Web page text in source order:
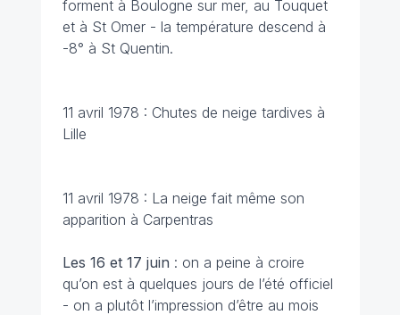
forment à Boulogne sur mer, au Touquet
et à St Omer - la température descend à
-8° à St Quentin.
11 avril 1978 : Chutes de neige tardives à
Lille
11 avril 1978 : La neige fait même son
apparition à Carpentras
Les 16 et 17 juin : on a peine à croire
qu’on est à quelques jours de l’été officiel
- on a plutôt l’impression d’être au mois